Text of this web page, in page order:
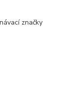
značky